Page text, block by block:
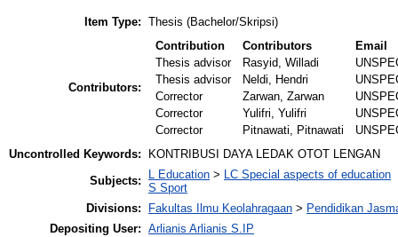
Item Type: Thesis (Bachelor/Skripsi)
Contributors:
Contribution Contributors
Email
Thesis advisor
Rasyid, Willadi
Thesis advisor
Neldi, Hendri
Corrector
Zarwan, Zarwan
Corrector
Yulifri, Yulifri
Corrector
Pitnawati, Pitnawati
Uncontrolled Keywords:
KONTRIBUSI DAYA LEDAK OTOT LENGAN
Subjects:
L Education > LC Special aspects of education
S Sport
Divisions:
Fakultas Ilmu Keolahragaan > Pendidikan
Depositing User: Arlianis Arlianis S.IP